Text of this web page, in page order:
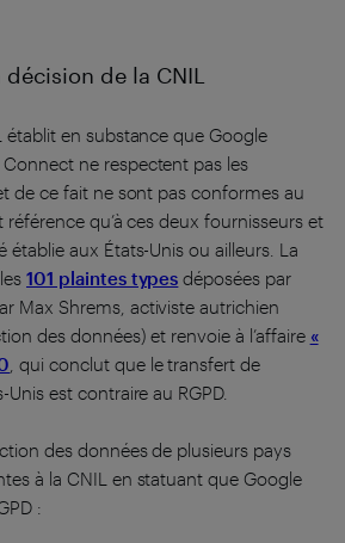
de la CNIL
établit en substance que Google
ne respectent pas les
de ce fait ne sont pas conformes au
référence qu’à ces deux fournisseurs et
établie aux États-Unis ou ailleurs. La
101 plaintes types déposées par
Max Shrems, activiste autrichien
des données) et renvoie à l’affaire «
, qui conclut que le transfert de
est contraire au RGPD.
des données de plusieurs pays
à la CNIL en statuant que Google
: